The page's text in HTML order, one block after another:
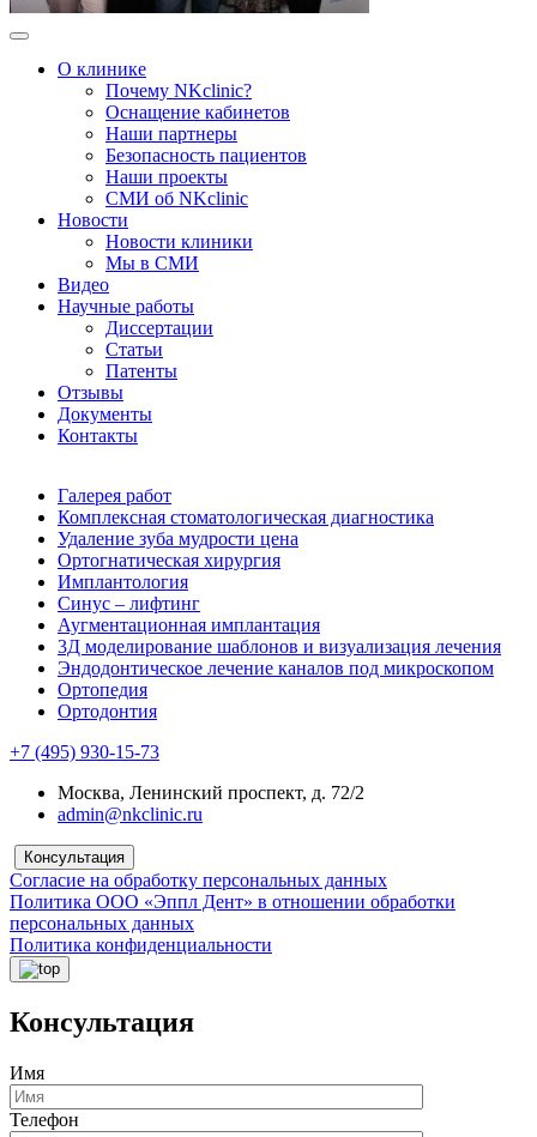
О клинике
Почему NKclinic?
Оснащение кабинетов
Наши партнеры
Безопасность пациентов
Наши проекты
СМИ об NKclinic
Новости
Новости клиники
Мы в СМИ
Видео
Научные работы
Диссертации
Статьи
Патенты
Отзывы
Документы
Контакты
Галерея работ
Комплексная стоматологическая диагностика
Удаление зуба мудрости цена
Ортогнатическая хирургия
Имплантология
Синус – лифтинг
Аугментационная имплантация
3Д моделирование шаблонов и визуализация лечения
Эндодонтическое лечение каналов под микроскопом
Ортопедия
Ортодонтия
+7 (495) 930-15-73
Москва, Ленинский проспект, д. 72/2
admin@nkclinic.ru
Консультация
Согласие на обработку персональных данных
Политика ООО «Эппл Дент» в отношении обработки
персональных данных
Политика конфиденциальности
Консультация
Имя
Телефон